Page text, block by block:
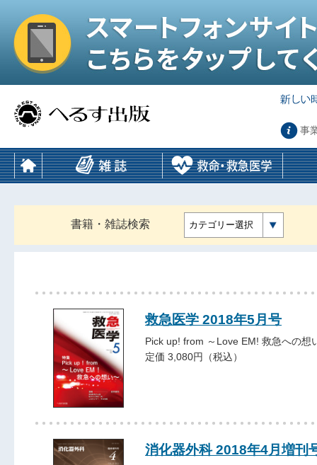
事
書籍・雑誌検索 カテゴリー選択
救急医学 2018年5月号
Pick up! from ～Love EM! 救急への想
定価 3,080円（税込）
消化器外科 2018年4月増刊